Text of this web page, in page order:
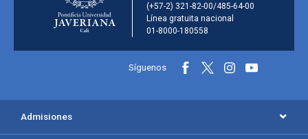
(+57-2) 321-82-00/485-64-00
Línea gratuita nacional
01-8000-180558
Información y redes sociales
Síguenos
Menú principal del footer
Admisiones